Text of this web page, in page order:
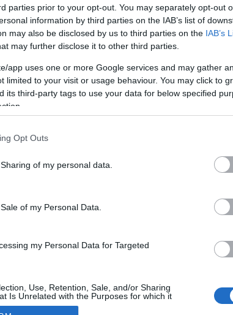
parties prior to your opt-out. You may separately opt-out
information by third parties on the IAB’s list of
may also be disclosed by us to third parties on the IAB’s
may further disclose it to other third parties.
app uses one or more Google services and may gather
limited to your visit or usage behaviour. You may click to
its third-party tags to use your data for below specified
Opt Outs
of my personal data.
of my Personal Data.
my Personal Data for Targeted
Use, Retention, Sale, and/or Sharing
Is Unrelated with the Purposes for which it